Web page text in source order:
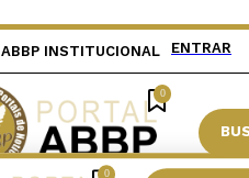
ABBP INSTITUCIONAL ENTRAR
0
0